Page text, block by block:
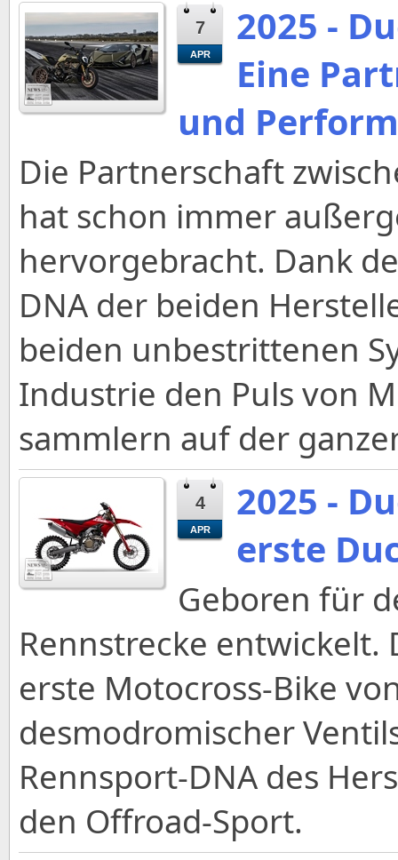
7
APR
2025 -
Eine
und
Die Partnerschaft
hat schon immer
hervorgebracht. Dank
DNA der beiden
beiden unbestrittenen
Industrie den Puls von
sammlern auf der
4
APR
2025 -
erste
Geboren für
Rennstrecke entwickelt.
erste Motocross-Bike
desmodromischer
Rennsport-DNA des
den Offroad-Sport.